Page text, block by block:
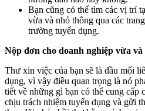
Bạn cũng có thể tìm các vị trí
vừa và nhỏ thông qua các
trường tuyển dụng.
Nộp đơn cho doanh nghiệp vừa và
Thư xin việc của bạn sẽ là đầu mối
dụng, vì vậy điều quan trọng là nó
tiết về những gì bạn có thể cung cấp
chịu trách nhiệm tuyển dụng và gửi